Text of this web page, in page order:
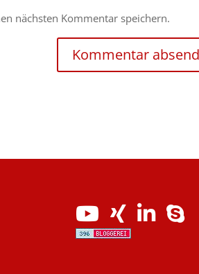
nächsten Kommentar speichern.